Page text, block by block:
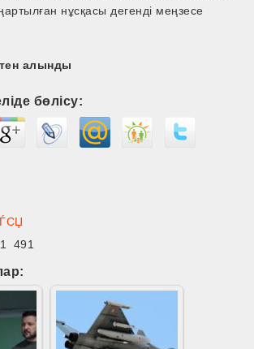
нұсқасы дегенді меңзесе
алынды
бөлісу:
1 491